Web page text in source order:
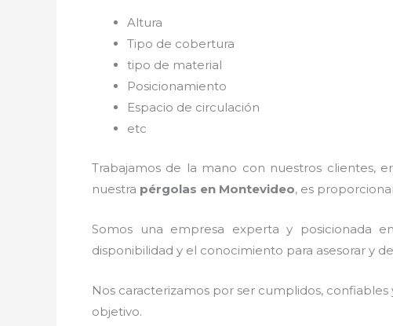
Altura
Tipo de cobertura
tipo de material
Posicionamiento
Espacio de circulación
etc
Trabajamos de la mano con nuestros clientes,
nuestra pérgolas en Montevideo, es
Somos una empresa experta y posicionada
disponibilidad y el conocimiento para asesorar y
Nos caracterizamos por ser cumplidos,
objetivo.